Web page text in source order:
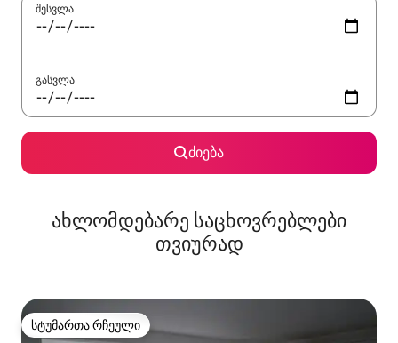
შესვლა
გასვლა
ძიება
ახლომდებარე საცხოვრებლები
თვიურად
სტუმართა რჩეული
სტუმართა რჩეული